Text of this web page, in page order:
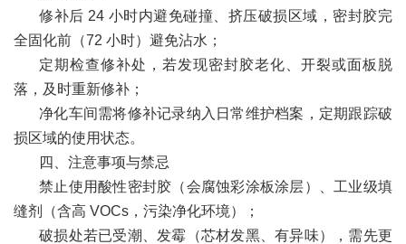
修补后 24 小时内避免碰撞、挤压破损区域，密封胶完
全固化前（72 小时）避免沾水；
定期检查修补处，若发现密封胶老化、开裂或面板脱
落，及时重新修补；
净化车间需将修补记录纳入日常维护档案，定期跟踪破
损区域的使用状态。
四、注意事项与禁忌
禁止使用酸性密封胶（会腐蚀彩涂板涂层）、工业级填
缝剂（含高 VOCs，污染净化环境）；
破损处若已受潮、发霉（芯材发黑、有异味），需先更